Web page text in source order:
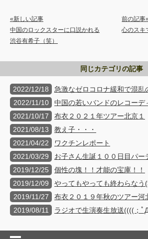
«新しい記事
中国のロックスターに口説かれる
渋谷有希子（笑）
前の記事
心のスキ
同じカテゴリの記事
2022/12/18
急激なゼロコロナ緩和で混乱
2022/11/10
中国の若いバンドのレコーデ
2021/10/17
布衣２０２１年ツアー北京１
2021/08/13
教え子・・・
2021/04/22
ワクチンレポート
2021/03/29
お子さん生誕１００日目パー
2019/12/25
個性の塊！！才能の宝庫！！
2019/12/09
やってもやっても終わらなう
2019/11/27
布衣２０１９年秋のツアー河
2019/08/11
ラジオで生演奏生放送((((；ﾟ